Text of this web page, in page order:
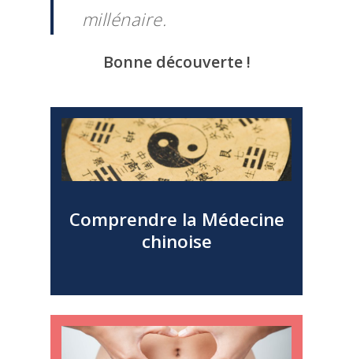
millénaire.
Bonne découverte !
Comprendre la Médecine
chinoise